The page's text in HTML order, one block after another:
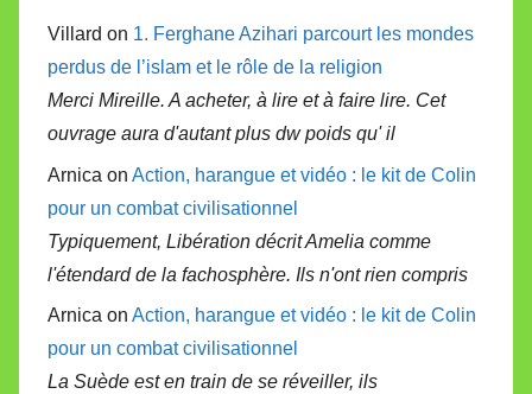
Villard on 1. Ferghane Azihari parcourt les mondes
perdus de l’islam et le rôle de la religion
Merci Mireille. A acheter, à lire et à faire lire. Cet
ouvrage aura d'autant plus dw poids qu' il
Arnica on Action, harangue et vidéo : le kit de Colin
pour un combat civilisationnel
Typiquement, Libération décrit Amelia comme
l'étendard de la fachosphère. Ils n'ont rien compris
Arnica on Action, harangue et vidéo : le kit de Colin
pour un combat civilisationnel
La Suède est en train de se réveiller, ils